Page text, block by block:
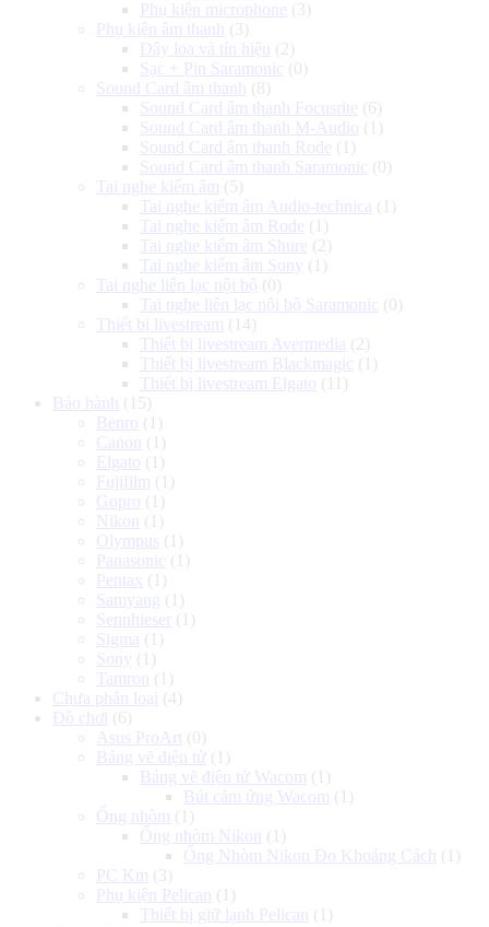
Phụ kiện microphone (3)
Phụ kiện âm thanh
(3)
Dây loa và tín hiệu
(2)
Sạc + Pin Saramonic (0)
Sound Card âm thanh
(8)
Sound Card âm thanh Focusrite (6)
Sound Card âm thanh M-Audio (1)
Sound Card âm thanh Rode (1)
Sound Card âm thanh Saramonic (0)
Tai nghe kiểm âm (5)
Tai nghe kiểm âm Audio-technica (1)
Tai nghe kiểm âm Rode (1)
Tai nghe kiểm âm Shure (2)
Tai nghe kiểm âm Sony (1)
Tai nghe liên lạc nội bộ (0)
Tai nghe liên lạc nội bộ Saramonic (0)
Thiết bị livestream (14)
Thiết bị livestream Avermedia (2)
Thiết bị livestream Blackmagic (1)
Thiết bị livestream Elgato (11)
Bảo hành
(15)
Benro (1)
Canon
(1)
Elgato (1)
Fujifilm (1)
Gopro (1)
Nikon
(1)
Olympus (1)
Panasonic (1)
Pentax (1)
Samyang (1)
Sennhieser
(1)
Sigma (1)
Sony (1)
Tamron
(1)
Chưa phân loại (4)
Đồ chơi (6)
Asus ProArt (0)
Bảng vẽ điện tử (1)
Bảng vẽ điện tử Wacom (1)
Bút cảm ứng Wacom (1)
Ống nhòm (1)
Ống nhòm Nikon
(1)
Ống Nhòm Nikon Đo Khoảng Cách
(1)
PC Km (3)
Phụ kiện Pelican
(1)
Thiết bị giữ lạnh Pelican
(1)